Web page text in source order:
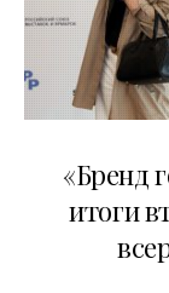
«Бренд
итоги